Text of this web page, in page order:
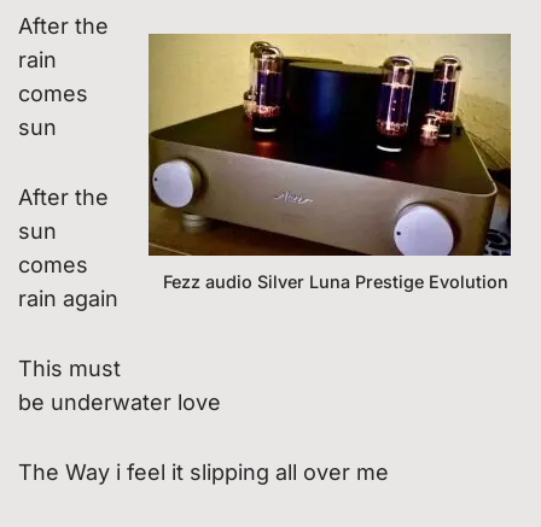
Fezz audio Silver Luna Prestige Evolution
After the
rain
comes
sun
After the
sun
comes
rain again
This must
be underwater love
The Way i feel it slipping all over me